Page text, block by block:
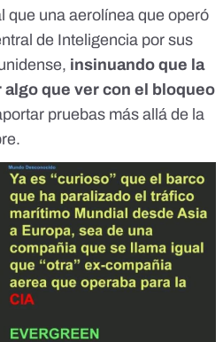
que una aerolínea que operó
de Inteligencia por sus
insinuando que la
que ver con el bloqueo
pruebas más allá de la